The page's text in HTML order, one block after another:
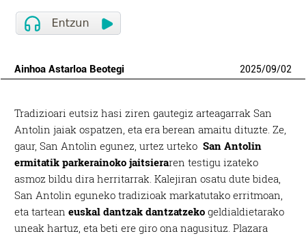
Ainhoa Astarloa Beotegi 2025/09/02
Tradizioari eutsiz hasi ziren gautegiz arteagarrak San
Antolin jaiak ospatzen, eta era berean amaitu dituzte. Ze,
gaur, San Antolin egunez, urtez urteko San Antolin
ermitatik parkerainoko jaitsieraren testigu izateko
asmoz bildu dira herritarrak. Kalejiran osatu dute bidea,
San Antolin eguneko tradizioak markatutako erritmoan,
eta tarteaneuskal dantzak dantzatzeko geldialdietarako
uneak hartuz, eta beti ere giro ona nagusituz. Plazara